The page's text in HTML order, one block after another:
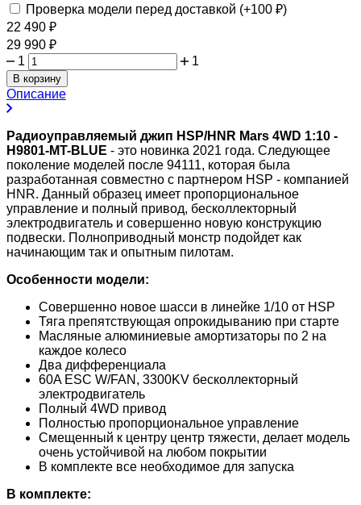
Проверка модели перед доставкой (+100 ₽)
22 490 ₽
29 990 ₽
1
1
В корзину
Описание
Радиоуправляемый джип HSP/HNR Mars 4WD 1:10 -
H9801-MT-BLUE - это новинка 2021 года. Следующее
поколение моделей после 94111, которая была
разработанная совместно с партнером HSP - компанией
HNR. Данный образец имеет пропорциональное
управление и полный привод, бесколлекторный
электродвигатель и совершенно новую конструкцию
подвески. Полноприводный монстр подойдет как
начинающим так и опытным пилотам.
Особенности модели:
Совершенно новое шасси в линейке 1/10 от HSP
Тяга препятствующая опрокидыванию при старте
Масляные алюминиевые амортизаторы по 2 на
каждое колесо
Два дифференциала
60A ESC W/FAN, 3300KV бесколлекторный
электродвигатель
Полный 4WD привод
Полностью пропорциональное управление
Смещенный к центру центр тяжести, делает модель
очень устойчивой на любом покрытии
В комплекте все необходимое для запуска
В комплекте: